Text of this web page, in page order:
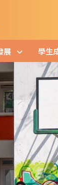
展 學生